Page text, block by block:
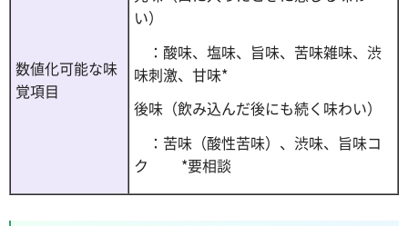
数値化可能な味
覚項目
い）
：酸味、塩味、旨味、苦味雑味、渋
味刺激、甘味*
後味（飲み込んだ後にも続く味わい）
：苦味（酸性苦味）、渋味、旨味コ
ク *要相談